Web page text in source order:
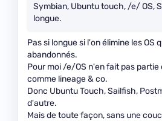
Symbian, Ubuntu touch, /e/ OS,
longue.
Pas si longue si l'on élimine les OS
abandonnés.
Pour moi /e/OS n'en fait pas partie
comme lineage & co.
Donc Ubuntu Touch, Sailfish,
d'autre.
Mais de toute façon, sans une